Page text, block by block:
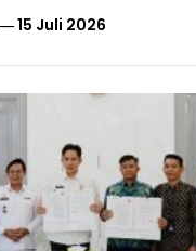
15 Juli 2026